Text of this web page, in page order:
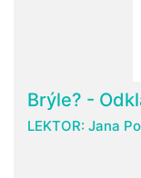
Brýle? -
LEKTOR: Jana